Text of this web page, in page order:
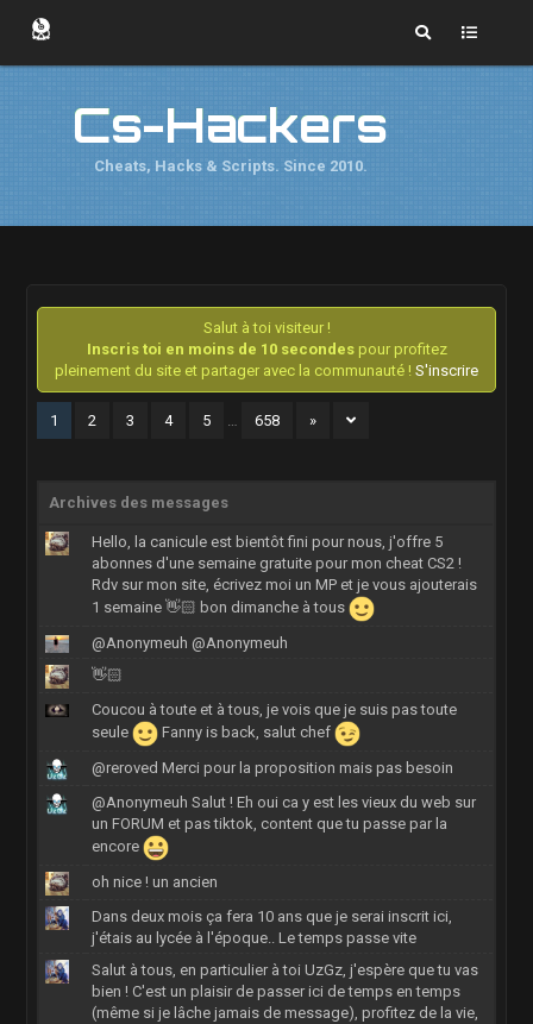
Cs-Hackers
Cheats, Hacks & Scripts. Since 2010.
Salut à toi visiteur !
Inscris toi en moins de 10 secondespour profitez
pleinement du site et partager avec la communauté ! S'inscrire
1 2 3 4 5 … 658 »
Archives des messages
Hello, la canicule est bientôt fini pour nous, j'offre 5
abonnes d'une semaine gratuite pour mon cheat CS2 !
Rdv sur mon site, écrivez moi un MP et je vous ajouterais
1 semaine 👋🏻 bon dimanche à tous
@Anonymeuh @Anonymeuh
👋🏻
Coucou à toute et à tous, je vois que je suis pas toute
seule
Fanny is back, salut chef
@reroved Merci pour la proposition mais pas besoin
@Anonymeuh Salut ! Eh oui ca y est les vieux du web sur
un FORUM et pas tiktok, content que tu passe par la
encore
oh nice ! un ancien
Dans deux mois ça fera 10 ans que je serai inscrit ici,
j'étais au lycée à l'époque.. Le temps passe vite
Salut à tous, en particulier à toi UzGz, j'espère que tu vas
bien ! C'est un plaisir de passer ici de temps en temps
(même si je lâche jamais de message), profitez de la vie,